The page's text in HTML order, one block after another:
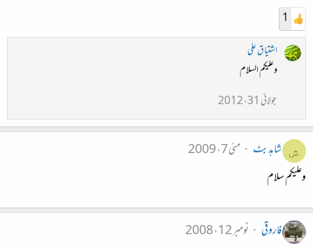
1
اشتیاق علی
وعلیکم السلام
جولائی 31، 2012
ش شاہد بٹ
مئی 7، 2009
وعلیکم سلام
فاروقی
نومبر 12، 2008